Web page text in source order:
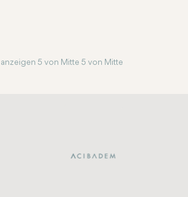
anzeigen 5 von Mitte 5 von Mitte